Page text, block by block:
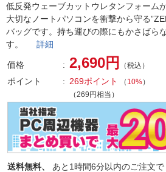
低反発ウェーブカットウレタンフォーム
大切なノートパソコンを衝撃から守る
バッグです。持ち運びの際にもかさばら
す。 詳細
価格 2,690円 （税込）
ポイント 269ポイント （ 10%）
（269円相当）
送料無料、 あと 1時間6分以内のご注文で